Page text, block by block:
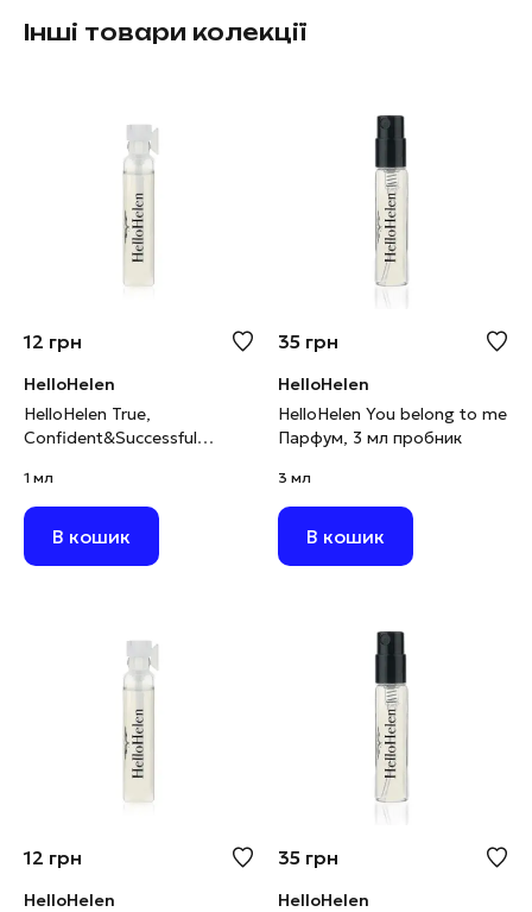
Інші товари колекції
12 грн
HelloHelen
HelloHelen True,
Confident&Successful
1 мл
В кошик
35 грн
HelloHelen
HelloHelen You belong to me
Парфум, 3 мл пробник
3 мл
В кошик
12 грн
HelloHelen
35 грн
HelloHelen